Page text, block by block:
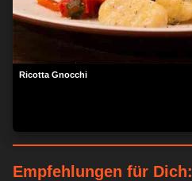
Ricotta Gnocchi
Empfehlungen für Dich: